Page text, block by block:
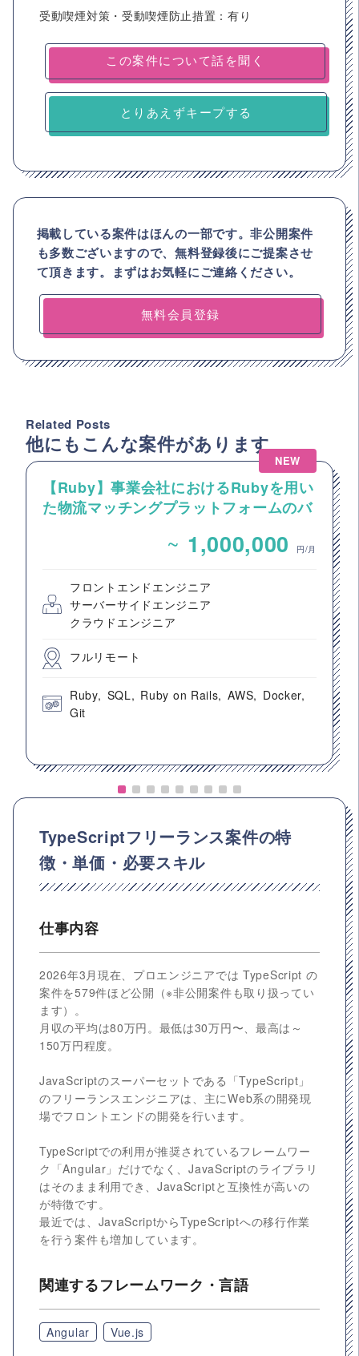
受動喫煙対策・受動喫煙防止措置：有り
とりあえずキープする
掲載している案件はほんの一部です。非公開案件
も多数ございますので、無料登録後にご提案させ
て頂きます。まずはお気軽にご連絡ください。
無料会員登録
Related Posts
他にもこんな案件があります
NEW
【Ruby】事業会社におけるRubyを用い
た物流マッチングプラットフォームのバ
~ 1,000,000 円/月
フロントエンドエンジニア
サーバーサイドエンジニア
クラウドエンジニア
フルリモート
Ruby SQL Ruby on Rails AWS
Docker
Git
TypeScriptフリーランス案件の特
徴・単価・必要スキル
仕事内容
2026年3月現在、プロエンジニアでは TypeScript の
案件を579件ほど公開（※非公開案件も取り扱ってい
ます）。
月収の平均は80万円。最低は30万円〜、最高は～
150万円程度。
JavaScriptのスーパーセットである「TypeScript」
のフリーランスエンジニアは、主にWeb系の開発現
場でフロントエンドの開発を行います。
TypeScriptでの利用が推奨されているフレームワー
ク「Angular」だけでなく、JavaScriptのライブラリ
はそのまま利用でき、JavaScriptと互換性が高いの
が特徴です。
最近では、JavaScriptからTypeScriptへの移行作業
を行う案件も増加しています。
関連するフレームワーク・言語
Angular Vue.js